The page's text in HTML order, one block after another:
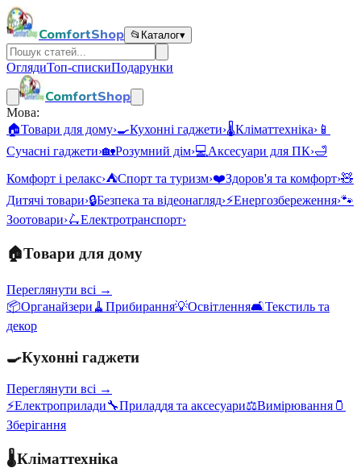
ComfortShop 📂 Каталог▾
ОглядиТоп-спискиПодарунки
ComfortShop
Мова:
🏠Товари для дому›🍳Кухонні гаджети›🌡️Кліматтехніка› 📱
Сучасні гаджети›🏡Розумний дім›💻Аксесуари для ПК›🛁
Комфорт і релакс›⛺Спорт та туризм›❤️Здоров'я та комфорт›🧸
Дитячі товари›🔒Безпека та відеонагляд›⚡Енергозбереження›🐾
Зоотовари›🛴Електротранспорт›
🏠Товари для дому
Переглянути всі →
📦Органайзери 🧹 Прибирання💡Освітлення🛋️Текстиль та
декор
🍳Кухонні гаджети
Переглянути всі →
⚡Електроприлади🔧Приладдя та аксесуари⚖️Вимірювання 🫙
Зберігання
🌡️Кліматтехніка